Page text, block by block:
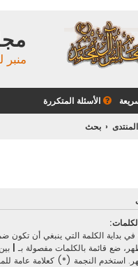
منبر
الأسئلة المتكررة
بحث
في بداية الكلمة التي ينبغي أن تكون
ضع قائمة بالكلمات مفصولة بـ
استخدم النجمة (*) كعلامة عامة